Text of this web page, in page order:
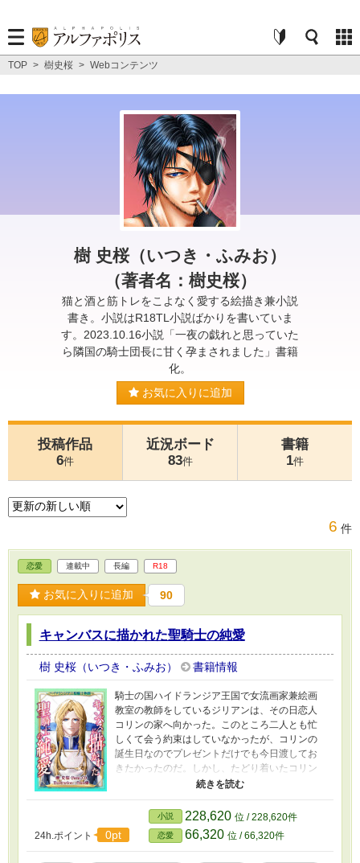
TOP > 樹史桜 > Webコンテンツ
樹 史桜（いつき・ふみお）
（著者名：樹史桜）
猫と酒と筋トレをこよなく愛する絵描き兼小説
書き。小説はR18TL小説ばかりを書いていま
す。2023.10.16小説「一夜の戯れと思っていた
ら隣国の騎士団長に甘く孕まされました」書籍
化。
お気に入りに追加
投稿作品
6件
近況ボード
83件
書籍
1件
6 件
恋愛 連載中 長編 R18
お気に入りに追加 90
キャンバスに描かれた聖騎士の純愛
樹 史桜（いつき・ふみお） 書籍情報
騎士の国ハイドランジア王国で女流画家兼絵画
教室の教師をしているジリアンは、その日恋人
コリンの家へ向かった。このところ二人とも忙
しくて会う約束はしていなかったが、コリンの
誕生日なのでプレゼントだけでも今日渡してお
きたかったのだ。しかし、たどり着いたコリン
の家で、彼の母に息子と別れてほしいと言われ
てしまう。信じられないジリアンに、実際見て
はいかが、と彼の母が促す先の部屋を見て、ジ
リアンはショックを受ける。彼がとある貴族の
女性と仲睦まじくしており、キスまでしてい
た。貴族の女性に見初められたのは平民として
24h.ポイント 0pt
小説 228,620 位 / 228,620件
恋愛 66,320 位 / 66,320件